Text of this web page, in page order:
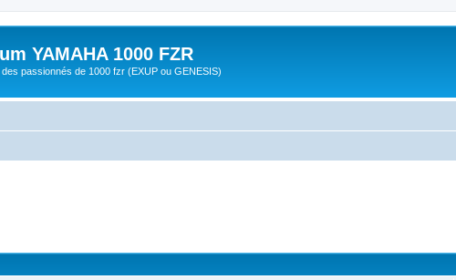
YAMAHA 1000 FZR
passionnés de 1000 fzr (EXUP ou GENESIS)